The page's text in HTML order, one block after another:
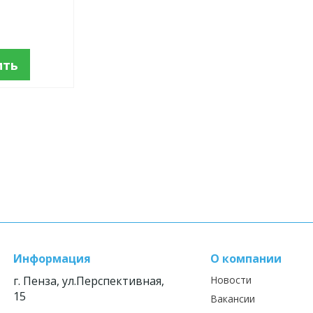
Информация
г. Пенза, ул.Перспективная,
15
О компании
Новости
Вакансии